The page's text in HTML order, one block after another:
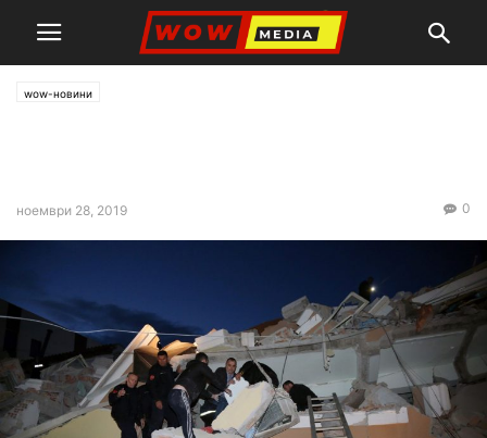
wow-новини
ноември 28, 2019 0